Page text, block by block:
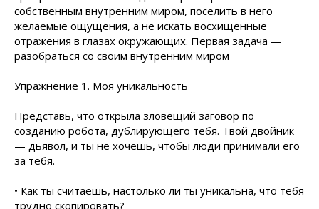
собственным внутренним миром, поселить в него
желаемые ощущения, а не искать восхищенные
отражения в глазах окружающих. Первая задача —
разобраться со своим внутренним миром
Упражнение 1. Моя уникальность
Представь, что открыла зловещий заговор по
созданию робота, дублирующего тебя. Твой двойник
— дьявол, и ты не хочешь, чтобы люди принимали его
за тебя.
• Как ты считаешь, настолько ли ты уникальна, что тебя
трудно скопировать?